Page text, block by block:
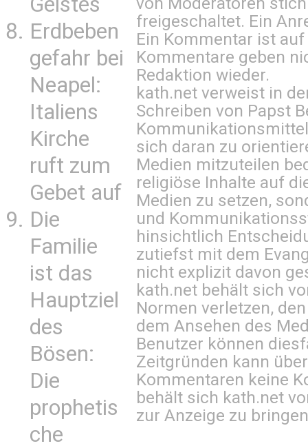
Erdbeben
gefahr bei
Neapel:
Italiens
Kirche
ruft zum
Gebet auf
Die
Familie
ist das
Hauptziel
des
Bösen:
Die
prophetis
che
freigeschaltet. Ein
Ein Kommentar ist
Kommentare geben
Redaktion wieder.
kath.net verweist in
Schreiben von Papst
sich daran zu
Medien mitzuteilen
religiöse Inhalte auf
Medien zu setzen,
und
hinsichtlich
zutiefst mit dem
nicht explizit davon
kath.net behält sich
Normen verletzen,
dem Ansehen des
Benutzer können
Zeitgründen kann
Kommentaren keine
behält sich kath.net
zur Anzeige zu